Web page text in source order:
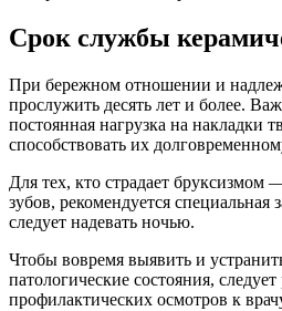
Срок службы
При бережном отношении и
прослужить десять лет и более.
постоянная нагрузка на накладки
способствовать их
Для тех, кто страдает
зубов, рекомендуется
следует надевать ночью.
Чтобы вовремя выявить и
патологические состояния,
профилактических осмотров к